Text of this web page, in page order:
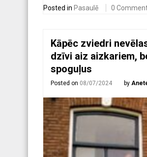
Posted in Pasaulē 0
Kāpēc zviedri
dzīvi aiz aizkariem,
spoguļus
Posted on 08/07/2024 by